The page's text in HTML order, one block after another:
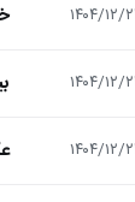
۱۲/۲۴
۱۲/۲۴
۱۲/۲۴